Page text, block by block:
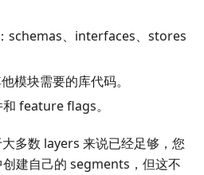
schemas、interfaces、stores
模块需要的库代码。
feature flags。
多数 layers 来说已经足够，您
建自己的 segments，但这不